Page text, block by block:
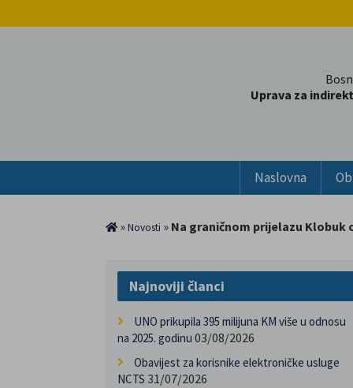
Uprava za
Naslovna
»Novosti » Na graničnom prijelazu
Najnoviji članci
UNO prikupila 395 milijuna KM više u odnosu
na 2025. godinu 03/08/2026
Obavijest za korisnike elektroničke usluge
NCTS 31/07/2026